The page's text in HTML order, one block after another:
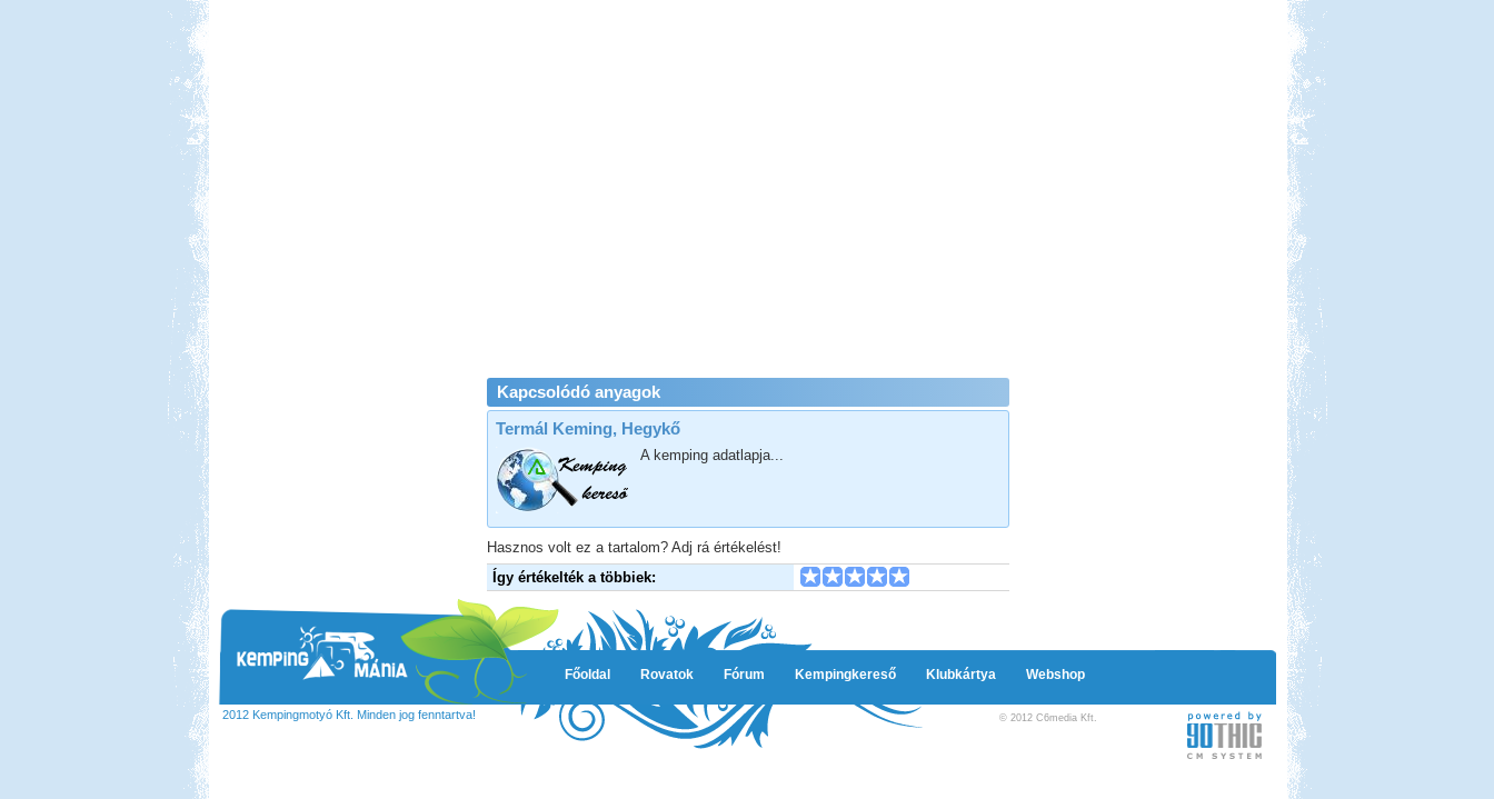
Kapcsolódó anyagok
Termál Keming, Hegykő
A kemping adatlapja...
Hasznos volt ez a tartalom? Adj rá értékelést!
Így értékelték a többiek:
Beküldte:
Olasz-Francia utazás
Főoldal Rovatok Fórum Kempingkereső Klubkártya Webshop
© 2012 C6media Kft.
2012 Kempingmotyó Kft. Minden jog fenntartva!